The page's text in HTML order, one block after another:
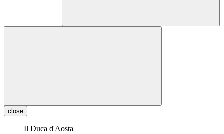
close
Il Duca d'Aosta